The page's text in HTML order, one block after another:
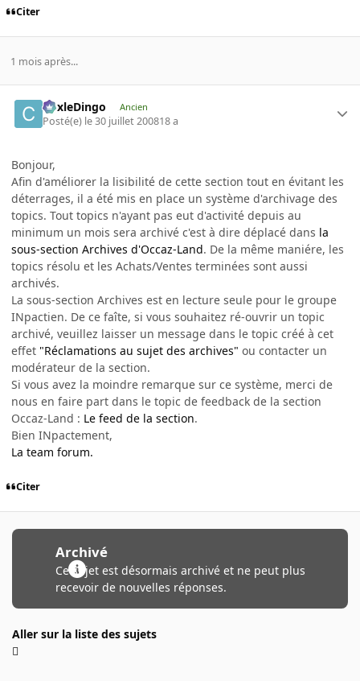
Citer
1 mois après...
CoxleDingo Ancien
Posté(e) le 30 juillet 200818 a
Bonjour,
Afin d'améliorer la lisibilité de cette section tout en évitant les
déterrages, il a été mis en place un système d'archivage des
topics. Tout topics n'ayant pas eut d'activité depuis au
minimum un mois sera archivé c'est à dire déplacé dans la
sous-section Archives d'Occaz-Land. De la même maniére, les
topics résolu et les Achats/Ventes terminées sont aussi
archivés.
La sous-section Archives est en lecture seule pour le groupe
INpactien. De ce faîte, si vous souhaitez ré-ouvrir un topic
archivé, veuillez laisser un message dans le topic créé à cet
effet "Réclamations au sujet des archives" ou contacter un
modérateur de la section.
Si vous avez la moindre remarque sur ce système, merci de
nous en faire part dans le topic de feedback de la section
Occaz-Land : Le feed de la section.
Bien INpactement,
La team forum.
Citer
Archivé
Ce sujet est désormais archivé et ne peut plus
recevoir de nouvelles réponses.
Aller sur la liste des sujets